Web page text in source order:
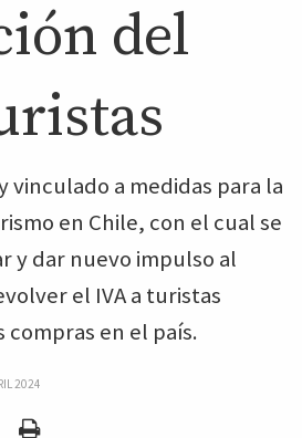
del
vinculado a medidas para la
en Chile, con el cual se
y dar nuevo impulso al
el IVA a turistas
en el país.
2024